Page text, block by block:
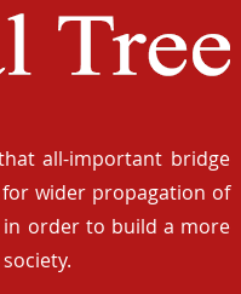
all-important bridge
wider propagation of
order to build a more